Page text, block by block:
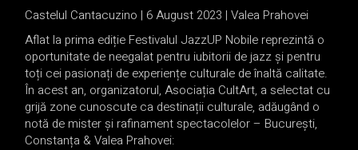
Castelul Cantacuzino | 6 August 2023 | Valea Prahovei
Aflat la prima ediție Festivalul JazzUP Nobile reprezintă o
oportunitate de neegalat pentru iubitorii de jazz și pentru
toți cei pasionați de experiențe culturale de înaltă calitate.
În acest an, organizatorul, Asociația CultArt, a selectat cu
grijă zone cunoscute ca destinații culturale, adăugând o
notă de mister și rafinament spectacolelor – București,
Constanța & Valea Prahovei: